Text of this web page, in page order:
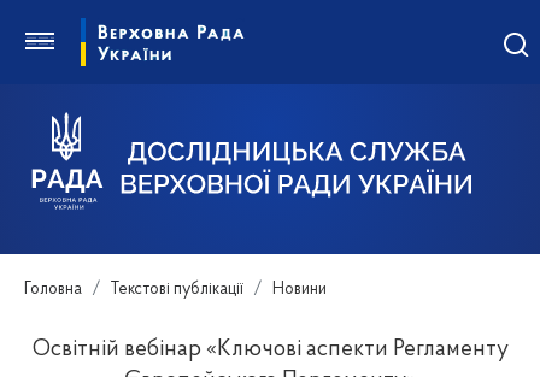
Головна Текстові публікації Новини
Освітній вебінар «Ключові аспекти Регламенту